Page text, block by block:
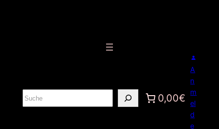
S
u
0,00€
A
n
m
el
d
e